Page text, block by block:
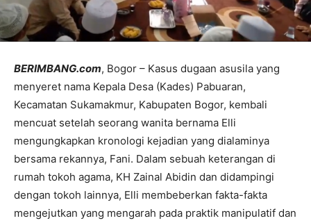
BERIMBANG.com, Bogor – Kasus dugaan asusila yang
menyeret nama Kepala Desa (Kades) Pabuaran,
Kecamatan Sukamakmur, Kabupaten Bogor, kembali
mencuat setelah seorang wanita bernama Elli
mengungkapkan kronologi kejadian yang dialaminya
bersama rekannya, Fani. Dalam sebuah keterangan di
rumah tokoh agama, KH Zainal Abidin dan didampingi
dengan tokoh lainnya, Elli membeberkan fakta-fakta
mengejutkan yang mengarah pada praktik manipulatif dan